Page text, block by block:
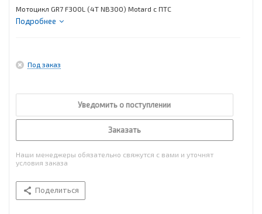
Мотоцикл GR7 F300L (4T NB300) Motard с ПТС
Подробнее
Под заказ
Уведомить о поступлении
Заказать
Наши менеджеры обязательно свяжутся с вами и уточнят
условия заказа
Поделиться